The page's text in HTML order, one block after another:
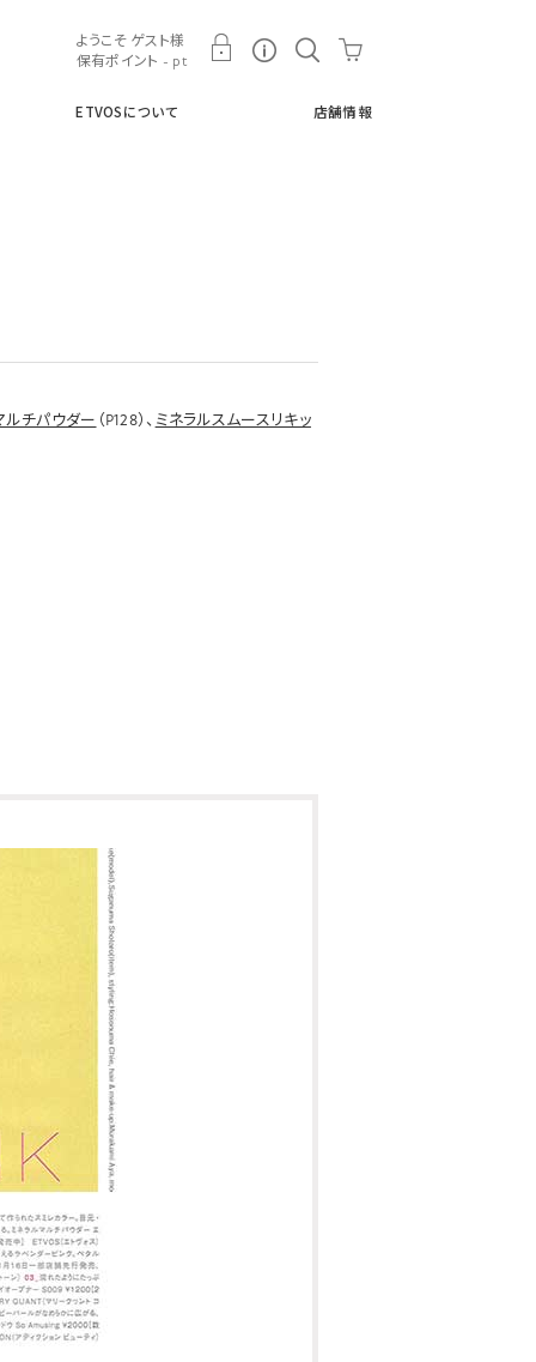
ETVOSについて 店舗情報
ようこそ ゲスト様
保有ポイント - pt
ルチパウダー （P128）、 ミネラルスムースリキッ